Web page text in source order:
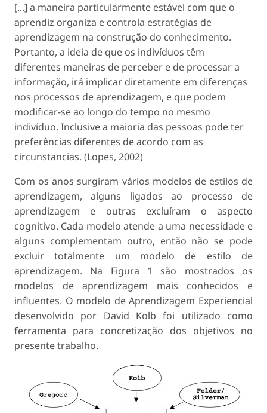
[...] a maneira particularmente estável com que o
aprendiz organiza e controla estratégias de
aprendizagem na construção do conhecimento.
Portanto, a ideia de que os indivíduos têm
diferentes maneiras de perceber e de processar a
informação, irá implicar diretamente em diferenças
nos processos de aprendizagem, e que podem
modificar-se ao longo do tempo no mesmo
indivíduo. Inclusive a maioria das pessoas pode ter
preferências diferentes de acordo com as
circunstancias. (Lopes, 2002)
Com os anos surgiram vários modelos de estilos de
aprendizagem, alguns ligados ao processo de
aprendizagem e outras excluíram o aspecto
cognitivo. Cada modelo atende a uma necessidade e
alguns complementam outro, então não se pode
excluir totalmente um modelo de estilo de
aprendizagem. Na Figura 1 são mostrados os
modelos de aprendizagem mais conhecidos e
influentes. O modelo de Aprendizagem Experiencial
desenvolvido por David Kolb foi utilizado como
ferramenta para concretização dos objetivos no
presente trabalho.